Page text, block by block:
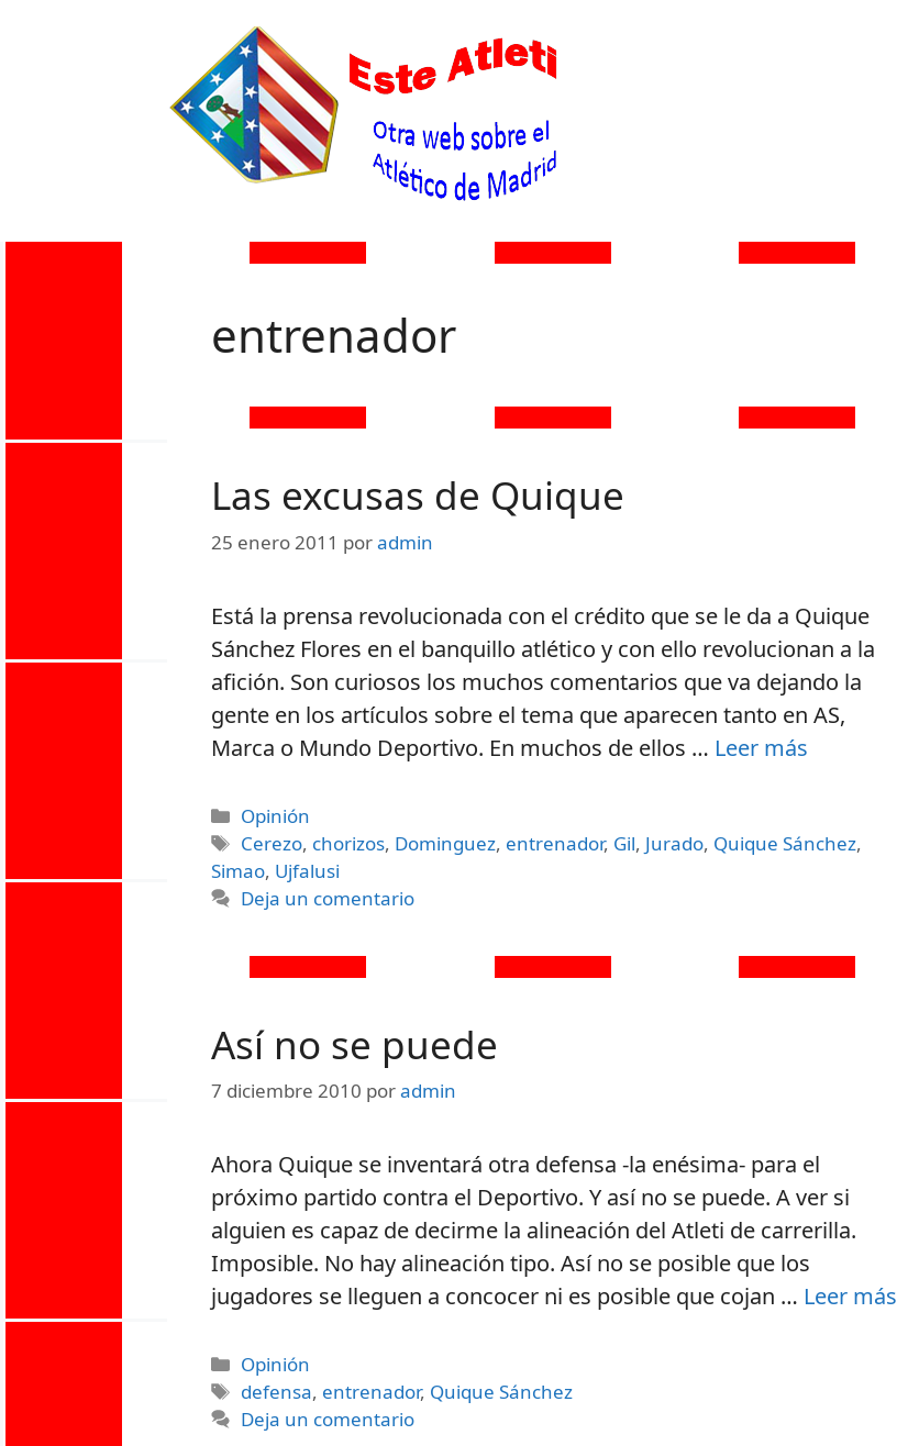
entrenador
Las excusas de Quique
25 enero 2011 poradmin
Está la prensa revolucionada con el crédito que se le da a Quique
Sánchez Flores en el banquillo atlético y con ello revolucionan a la
afición. Son curiosos los muchos comentarios que va dejando la
gente en los artículos sobre el tema que aparecen tanto en AS,
Marca o Mundo Deportivo. En muchos de ellos … Leer más
Opinión
Cerezo, chorizos, Dominguez, entrenador, Gil, Jurado, Quique Sánchez,
Simao, Ujfalusi
Deja un comentario
Así no se puede
7 diciembre 2010 poradmin
Ahora Quique se inventará otra defensa -la enésima- para el
próximo partido contra el Deportivo. Y así no se puede. A ver si
alguien es capaz de decirme la alineación del Atleti de carrerilla.
Imposible. No hay alineación tipo. Así no se posible que los
jugadores se lleguen a concocer ni es posible que cojan … Leer más
Opinión
defensa, entrenador, Quique Sánchez
Deja un comentario